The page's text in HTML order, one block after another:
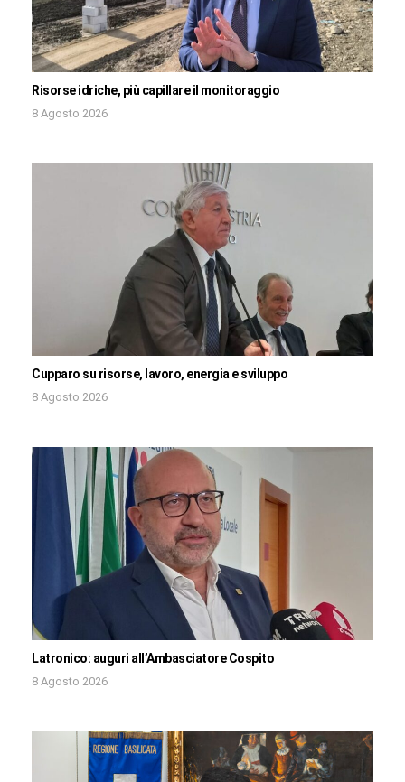
Risorse idriche, più capillare il monitoraggio
8 Agosto 2026
Cupparo su risorse, lavoro, energia e sviluppo
8 Agosto 2026
Latronico: auguri all’Ambasciatore Cospito
8 Agosto 2026